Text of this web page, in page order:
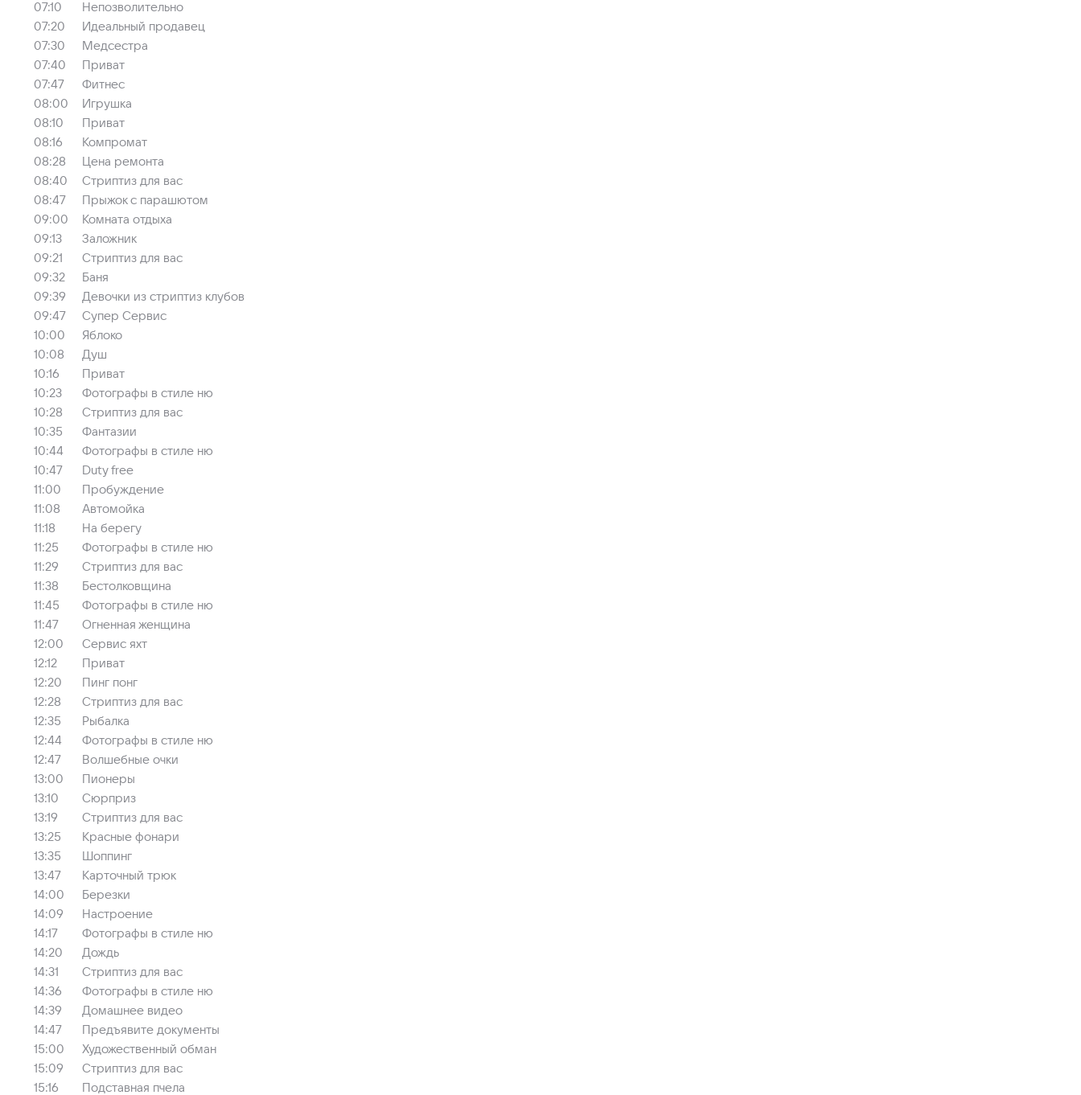
07:10
Непозволительно
07:20
Идеальный продавец
07:30
Медсестра
07:40
Приват
07:47
Фитнес
08:00
Игрушка
08:10
Приват
08:16
Компромат
08:28
Цена ремонта
08:40
Стриптиз для вас
08:47
Прыжок с парашютом
09:00
Комната отдыха
09:13
Заложник
09:21
Стриптиз для вас
09:32
Баня
09:39
Девочки из стриптиз клубов
09:47
Супер Сервис
10:00
Яблоко
10:08
Душ
10:16
Приват
10:23
Фотографы в стиле ню
10:28
Стриптиз для вас
10:35
Фантазии
10:44
Фотографы в стиле ню
10:47
Duty free
11:00
Пробуждение
11:08
Автомойка
11:18
На берегу
11:25
Фотографы в стиле ню
11:29
Стриптиз для вас
11:38
Бестолковщина
11:45
Фотографы в стиле ню
11:47
Огненная женщина
12:00
Сервис яхт
12:12
Приват
12:20
Пинг понг
12:28
Стриптиз для вас
12:35
Рыбалка
12:44
Фотографы в стиле ню
12:47
Волшебные очки
13:00
Пионеры
13:10
Сюрприз
13:19
Стриптиз для вас
13:25
Красные фонари
13:35
Шоппинг
13:47
Карточный трюк
14:00
Березки
14:09
Настроение
14:17
Фотографы в стиле ню
14:20
Дождь
14:31
Стриптиз для вас
14:36
Фотографы в стиле ню
14:39
Домашнее видео
14:47
Предъявите документы
15:00
Художественный обман
15:09
Стриптиз для вас
15:16
Подставная пчела